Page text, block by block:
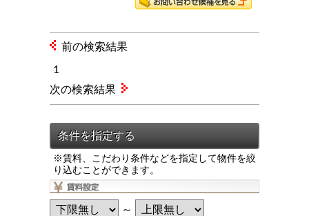
前の検索結果
1
※賃料、こだわり条件などを指定して物件を絞
り込むことができます。
～